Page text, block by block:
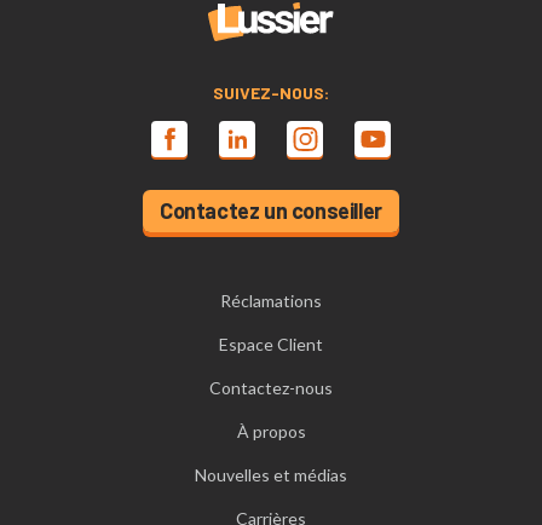
SUIVEZ-NOUS:
Contactez un conseiller
Réclamations
Espace Client
Contactez-nous
À propos
Nouvelles et médias
Carrières